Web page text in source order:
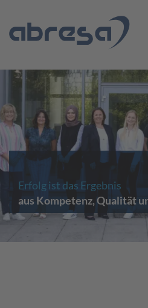
Erfolg ist das Ergebnis
aus Kompetenz, Qualität